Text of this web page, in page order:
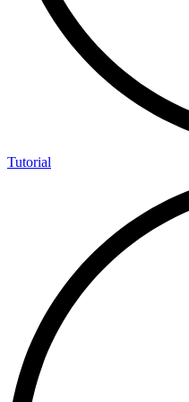
Tutorial